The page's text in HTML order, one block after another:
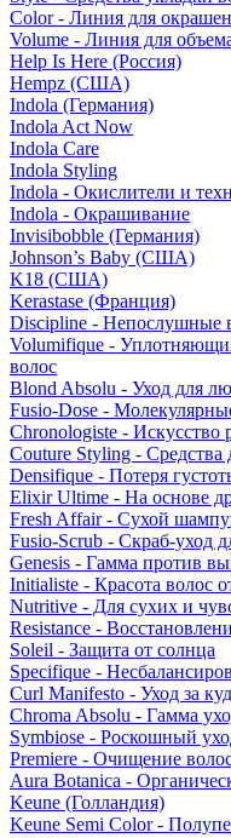
Color - Линия для
Volume - Линия для
Help Is Here (Россия)
Hempz (США)
Indola (Германия)
Indola Act Now
Indola Care
Indola Styling
Indola - Окислители и
Indola - Окрашивание
Invisibobble (Германия)
Johnson’s Baby (США)
K18 (США)
Kerastase (Франция)
Discipline - Непослушные
Volumifique -
волос
Blond Absolu - Уход для
Fusio-Dose -
Chronologiste - Искусство
Couture Styling - Средства
Densifique - Потеря
Elixir Ultime - На основе
Fresh Affair - Сухой
Fusio-Scrub - Скраб-уход
Genesis - Гамма против
Initialiste - Красота волос
Nutritive - Для сухих и
Resistance -
Soleil - Защита от солнца
Specifique -
Curl Manifesto - Уход за
Chroma Absolu - Гамма
Symbiose - Роскошный
Premiere - Очищение
Aura Botanica -
Keune (Голландия)
Keune Semi Color -